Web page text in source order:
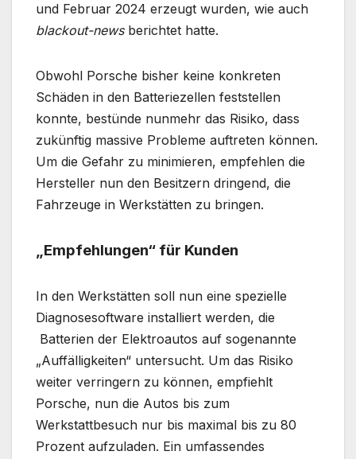
und Februar 2024 erzeugt wurden, wie auch
blackout-newsberichtet hatte.
Obwohl Porsche bisher keine konkreten
Schäden in den Batteriezellen feststellen
konnte, bestünde nunmehr das Risiko, dass
zukünftig massive Probleme auftreten können.
Um die Gefahr zu minimieren, empfehlen die
Hersteller nun den Besitzern dringend, die
Fahrzeuge in Werkstätten zu bringen.
„Empfehlungen“ für Kunden
In den Werkstätten soll nun eine spezielle
Diagnosesoftware installiert werden, die
Batterien der Elektroautos auf sogenannte
„Auffälligkeiten“ untersucht. Um das Risiko
weiter verringern zu können, empfiehlt
Porsche, nun die Autos bis zum
Werkstattbesuch nur bis maximal bis zu 80
Prozent aufzuladen. Ein umfassendes